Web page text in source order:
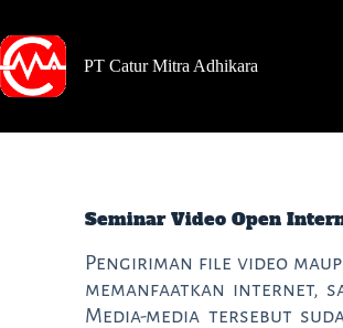
PT Catur Mitra Adhikara
Seminar Video Open
Pengiriman file video
memanfaatkan internet,
Media-media tersebut